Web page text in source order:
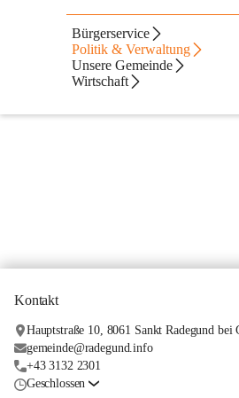
Bürgerservice
Politik & Verwaltung
Unsere Gemeinde
Wirtschaft
Aktuelle Jobangebote
Kontakt
Hauptstraße 10, 8061 Sankt Radegund bei
gemeinde@radegund.info
+43 3132 2301
Geschlossen